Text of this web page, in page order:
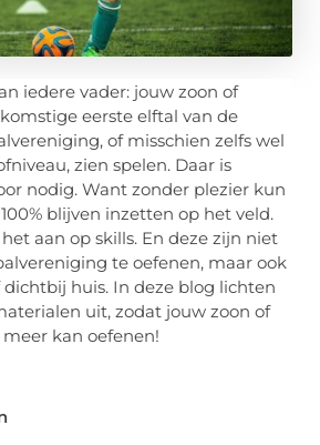
iedere vader: jouw zoon of
eerste elftal van de
of misschien zelfs wel
zien spelen. Daar is
nodig. Want zonder plezier kun
blijven inzetten op het veld.
aan op skills. En deze zijn niet
te oefenen, maar ook
huis. In deze blog lichten
uit, zodat jouw zoon of
kan oefenen!